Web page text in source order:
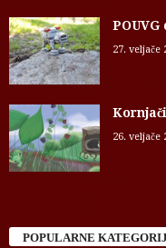
27. veljače
26. veljače
POPULARNE